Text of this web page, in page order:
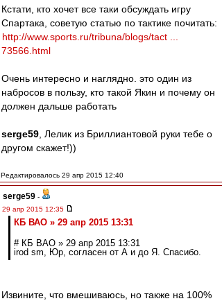
Кстати, кто хочет все таки обсуждать игру
Спартака, советую статью по тактике почитать:
http://www.sports.ru/tribuna/blogs/tact ...
73566.html
Очень интересно и наглядно. это один из
набросов в пользу, кто такой Якин и почему он
должен дальше работать
serge59 , Лелик из Бриллиантовой руки тебе о
другом скажет!))
Редактировалось 29 апр 2015 12:40
serge59 -
29 апр 2015 12:35
КБ ВАО » 29 апр 2015 13:31
# КБ ВАО » 29 апр 2015 13:31
irod sm, Юр, согласен от А и до Я. Спасибо.
Извините, что вмешиваюсь, но также на 100%